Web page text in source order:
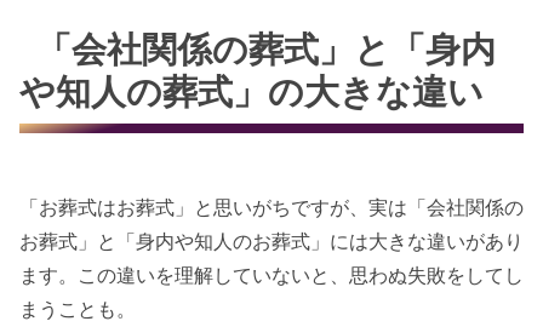
「会社関係の葬式」と「身内
や知人の葬式」の大きな違い
「お葬式はお葬式」と思いがちですが、実は「会社関係の
お葬式」と「身内や知人のお葬式」には大きな違いがあり
ます。この違いを理解していないと、思わぬ失敗をしてし
まうことも。